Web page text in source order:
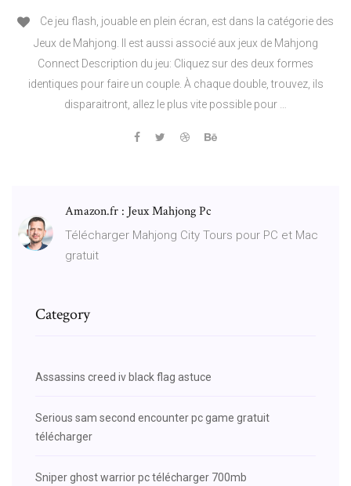
Ce jeu flash, jouable en plein écran, est dans la catégorie des
Jeux de Mahjong. Il est aussi associé aux jeux de Mahjong
Connect Description du jeu: Cliquez sur des deux formes
identiques pour faire un couple. À chaque double, trouvez, ils
disparaitront, allez le plus vite possible pour …
Amazon.fr : Jeux Mahjong Pc
Télécharger Mahjong City Tours pour PC et Mac
gratuit
Category
Assassins creed iv black flag astuce
Serious sam second encounter pc game gratuit
télécharger
Sniper ghost warrior pc télécharger 700mb